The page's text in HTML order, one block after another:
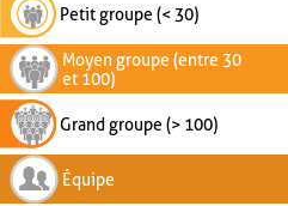
Petit groupe (< 30)
Moyen groupe (entre 30
et 100)
Grand groupe (> 100)
Équipe